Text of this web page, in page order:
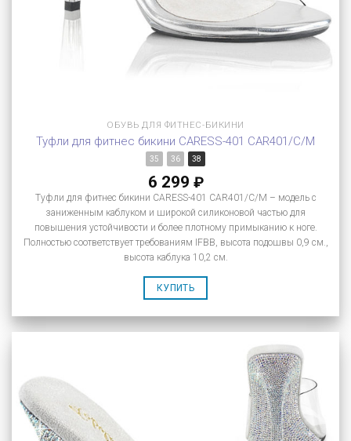
ОБУВЬ ДЛЯ ФИТНЕС-БИКИНИ
Туфли для фитнес бикини CARESS-401 CAR401/C/M
35 36 38
6 299 ₽
Туфли для фитнес бикини CARESS-401 CAR401/C/M – модель с
заниженным каблуком и широкой силиконовой частью для
повышения устойчивости и более плотному примыканию к ноге.
Полностью соответствует требованиям IFBB, высота подошвы 0,9 см.,
высота каблука 10,2 см.
КУПИТЬ